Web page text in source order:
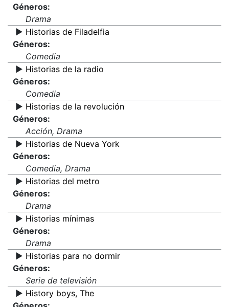
Géneros:
Drama
▶️ Historias de Filadelfia
Géneros:
Comedia
▶️ Historias de la radio
Géneros:
Comedia
▶️ Historias de la revolución
Géneros:
Acción, Drama
▶️ Historias de Nueva York
Géneros:
Comedia, Drama
▶️ Historias del metro
Géneros:
Drama
▶️ Historias mínimas
Géneros:
Drama
▶️ Historias para no dormir
Géneros:
Serie de televisión
▶️ History boys, The